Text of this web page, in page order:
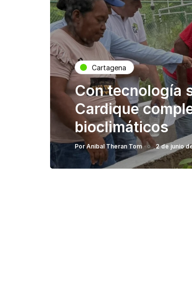
Cartagena
Con tecnología
Cardique
bioclimáticos
PorAnibal Theran Tom 2 de junio